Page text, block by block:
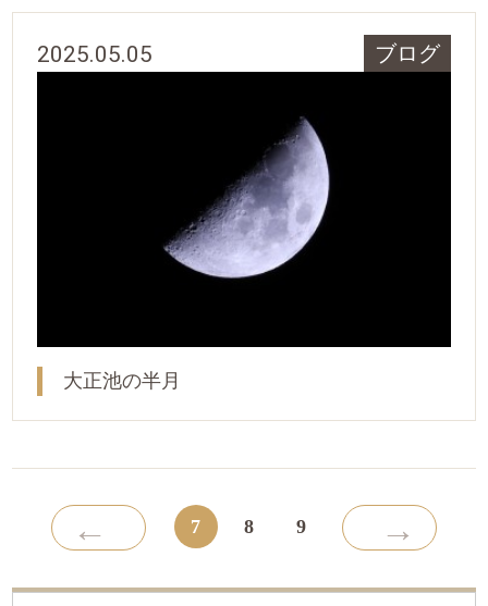
2025.05.05 ブログ
大正池の半月
← 7 8 9 →